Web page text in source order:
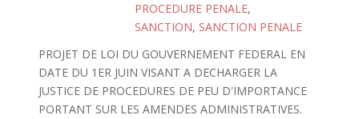
PROCEDURE PENALE,
SANCTION, SANCTION PENALE
PROJET DE LOI DU GOUVERNEMENT FEDERAL EN
DATE DU 1ER JUIN VISANT A DECHARGER LA
JUSTICE DE PROCEDURES DE PEU D'IMPORTANCE
PORTANT SUR LES AMENDES ADMINISTRATIVES.